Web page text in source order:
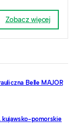
Zobacz więcej
Belle MAJOR
kujawsko-pomorskie